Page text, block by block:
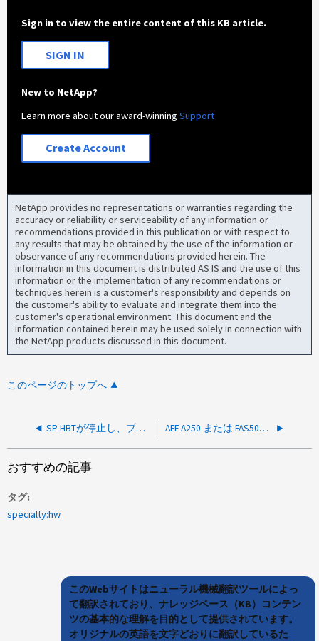
Sign in to view the entire content of this KB article.
SIGN IN
New to NetApp?
Learn more about our award-winningSupport
Create Account
NetApp provides no representations or warranties regarding the
accuracy or reliability or serviceability of any information or
recommendations provided in this publication or with respect to
any results that may be obtained by the use of the information or
observance of any recommendations provided herein. The
information in this document is distributed AS IS and the use of this
information or the implementation of any recommendations or
techniques herein is a customer's responsibility and depends on
the customer's ability to evaluate and integrate them into the
customer's operational environment. This document and the
information contained herein may be used solely in connection with
the NetApp products discussed in this document.
このページのトップへ
SP HBTが停止し、ブート時にKCSエラーが発生したため、システムがシャットダウンしました AFF A250 または FAS500f（BMC 15.4、15.5、15.5P1）で SP ハートビートが停止したためにシステムがシャットダウンする
おすすめの記事
タグ
specialty:hw
このWebサイトはニューラル機械翻訳ツールによっ
て翻訳されており、ナレッジベース（KB）コンテン
ツの基本的な理解を目的として提供されています。
オリジナルの英語を文字どおりに翻訳しているた